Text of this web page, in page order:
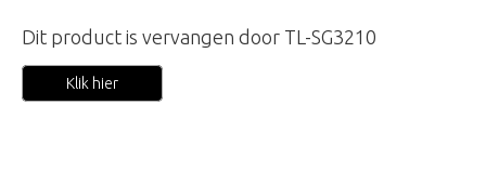
Dit product is vervangen door TL-SG3210
Klik hier